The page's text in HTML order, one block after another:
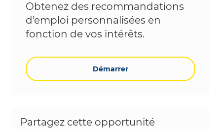
Obtenez des recommandations
d’emploi personnalisées en
fonction de vos intérêts.
Démarrer
Partagez cette opportunité